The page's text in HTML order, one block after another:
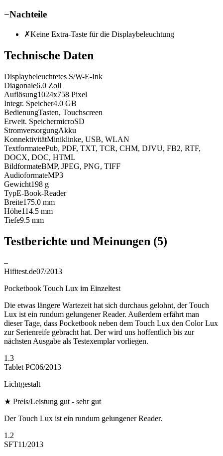
−Nachteile
✗Keine Extra-Taste für die Displaybeleuchtung
Technische Daten
Displaybeleuchtetes S/W-E-Ink
Diagonale6.0 Zoll
Auflösung1024x758 Pixel
Integr. Speicher4.0 GB
BedienungTasten, Touchscreen
Erweit. SpeichermicroSD
StromversorgungAkku
KonnektivitätMiniklinke, USB, WLAN
TextformateePub, PDF, TXT, TCR, CHM, DJVU, FB2, RTF,
DOCX, DOC, HTML
BildformateBMP, JPEG, PNG, TIFF
AudioformateMP3
Gewicht198 g
TypE-Book-Reader
Breite175.0 mm
Höhe114.5 mm
Tiefe9.5 mm
Testberichte und Meinungen (5)
–
Hifitest.de07/2013
Pocketbook Touch Lux im Einzeltest
Die etwas längere Wartezeit hat sich durchaus gelohnt, der Touch
Lux ist ein rundum gelungener Reader. Außerdem erfährt man
dieser Tage, dass Pocketbook neben dem Touch Lux den Color Lux
zur Serienreife gebracht hat. Der wird uns hoffentlich bis zur
nächsten Ausgabe als Testexemplar vorliegen.
1.3
Tablet PC06/2013
Lichtgestalt
★ Preis/Leistung gut - sehr gut
Der Touch Lux ist ein rundum gelungener Reader.
1.2
SFT11/2013